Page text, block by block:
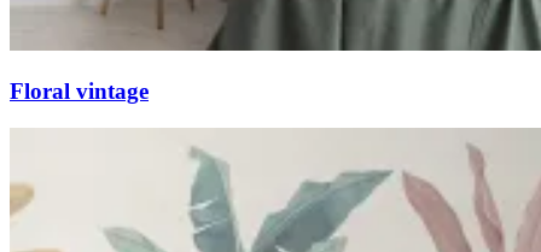
Floral vintage